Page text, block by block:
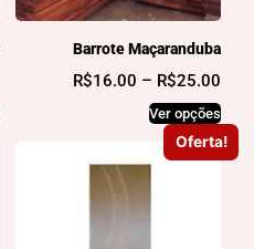
Barrote Maçaranduba
R$16.00 – R$25.00
Ver opções
Oferta!